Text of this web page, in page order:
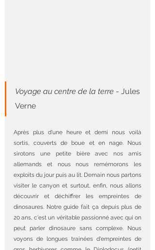
Voyage au centre de la terre - Jules
Verne
Après plus d'une heure et demi nous voilà
sortis, couverts de boue et en nage. Nous
sirotons une petite bière avec nos amis
allemands et nous nous remémorons les
exploits du jour puis au lit. Demain nous partons
visiter le canyon et surtout, enfin, nous allons
découvrir et déchiffrer les empreintes de
dinosaures. Notre guide fait ça depuis plus de
20 ans, c'est un véritable passionné avec qui on
peut parler dinosaure sans complexe. Nous
voyons de longues trainées d'empreintes de